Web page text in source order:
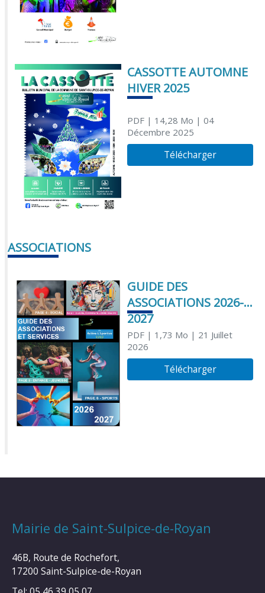
CASSOTTE AUTOMNE
HIVER 2025
PDF| 14,28 Mo | 04
Décembre 2025
Télécharger
ASSOCIATIONS
GUIDE DES
ASSOCIATIONS 2026-
2027
PDF| 1,73 Mo | 21 Juillet
2026
Télécharger
Mairie de Saint-Sulpice-de-Royan
46B, Route de Rochefort,
17200 Saint-Sulpice-de-Royan